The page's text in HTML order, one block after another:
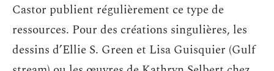
Castor publient régulièrement ce type de
ressources. Pour des créations singulières, les
dessins d’Ellie S. Green et Lisa Guisquier (Gulf